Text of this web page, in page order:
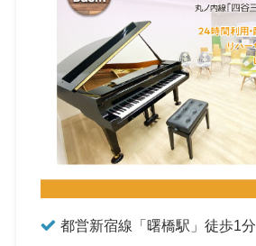
都営新宿線「曙橋駅」徒歩1分